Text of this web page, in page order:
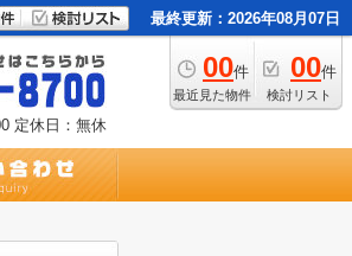
最終更新：2026年08月07日
00件
最近見た物件
00件
検討リスト
定休日：無休